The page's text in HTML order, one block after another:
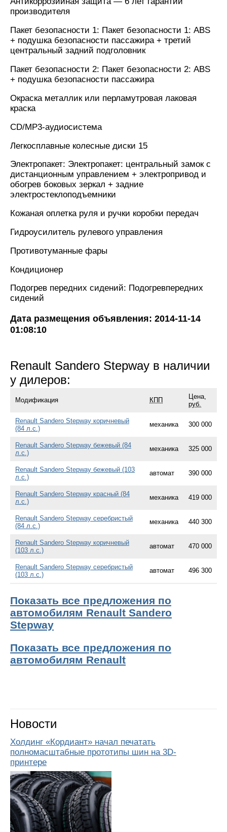
производителя
Пакет безопасности 1: Пакет безопасности 1: ABS
+ подушка безопасности пассажира + третий
центральный задний подголовник
Пакет безопасности 2: Пакет безопасности 2: ABS
+ подушка безопасности пассажира
Окраска металлик или перламутровая лаковая
краска
CD/MP3-аудиосистема
Легкосплавные колесные диски 15
Электропакет: Электропакет: центральный замок с
дистанционным управлением + электропривод и
обогрев боковых зеркал + задние
электростеклоподъемники
Кожаная оплетка руля и ручки коробки передач
Гидроусилитель рулевого управления
Противотуманные фары
Кондиционер
Подогрев передних сидений: Подогревпередних
сидений
Дата размещения объявления: 2014-11-14
01:08:10
Renault Sandero Stepway в наличии
у дилеров:
Модификация КПП
Цена,
руб.
Renault Sandero Stepway коричневый
(84 л.с.)
механика 300 000
Renault Sandero Stepway бежевый (84
л.с.)
механика 325 000
Renault Sandero Stepway бежевый (103
л.с.)
автомат 390 000
Renault Sandero Stepway красный (84
л.с.)
механика 419 000
Renault Sandero Stepway серебристый
(84 л.с.)
механика 440 300
Renault Sandero Stepway коричневый
(103 л.с.)
автомат 470 000
Renault Sandero Stepway серебристый
(103 л.с.)
автомат 496 300
Показать все предложения по
автомобилям Renault Sandero
Stepway
Показать все предложения по
автомобилям Renault
Новости
Холдинг «Кордиант» начал печатать
полномасштабные прототипы шин на 3D-
принтере